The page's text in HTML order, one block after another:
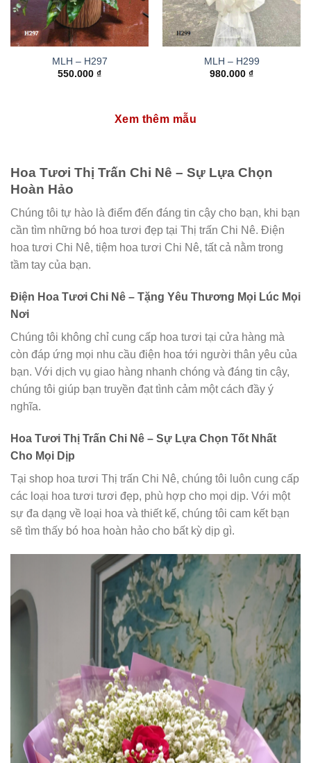
MLH – H297
550.000 ₫
MLH – H299
980.000 ₫
Xem thêm mẫu
Hoa Tươi Thị Trấn Chi Nê – Sự Lựa Chọn
Hoàn Hảo
Chúng tôi tự hào là điểm đến đáng tin cậy cho bạn, khi bạn
cần tìm những bó hoa tươi đẹp tại Thị trấn Chi Nê. Điện
hoa tươi Chi Nê, tiệm hoa tươi Chi Nê, tất cả nằm trong
tầm tay của bạn.
Điện Hoa Tươi Chi Nê – Tặng Yêu Thương Mọi Lúc Mọi
Nơi
Chúng tôi không chỉ cung cấp hoa tươi tại cửa hàng mà
còn đáp ứng mọi nhu cầu điện hoa tới người thân yêu của
bạn. Với dịch vụ giao hàng nhanh chóng và đáng tin cậy,
chúng tôi giúp bạn truyền đạt tình cảm một cách đầy ý
nghĩa.
Hoa Tươi Thị Trấn Chi Nê – Sự Lựa Chọn Tốt Nhất
Cho Mọi Dịp
Tại shop hoa tươi Thị trấn Chi Nê, chúng tôi luôn cung cấp
các loại hoa tươi tươi đẹp, phù hợp cho mọi dịp. Với một
sự đa dạng về loại hoa và thiết kế, chúng tôi cam kết bạn
sẽ tìm thấy bó hoa hoàn hảo cho bất kỳ dịp gì.